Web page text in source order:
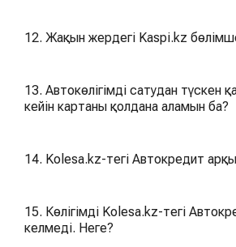
12. Жақын жердегі Kaspi.kz
13. Автокөлігімді сатудан
кейін картаны қолдана аламын ба?
14. Kolesa.kz-тегі Автокредит
15. Көлігімді Kolesa.kz-тегі
келмеді. Неге?